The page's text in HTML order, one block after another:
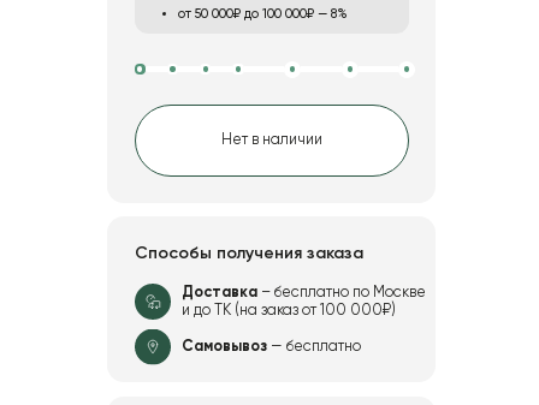
от 50 000₽ до 100 000₽ — 8%
Нет в наличии
Способы получения заказа
Доставка– бесплатно по Москве
и до ТК (на заказ от 100 000₽)
Самовывоз— бесплатно